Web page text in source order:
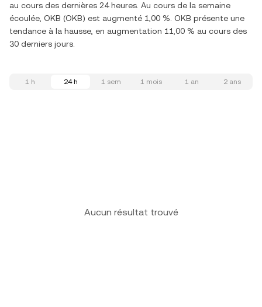
au cours des dernières 24 heures. Au cours de la semaine
écoulée, OKB (OKB) est augmenté 1,00 %. OKB présente une
tendance à la hausse, en augmentation 11,00 % au cours des
30 derniers jours.
1 h 24 h 1 sem 1 mois 1 an 2 ans
Aucun résultat trouvé